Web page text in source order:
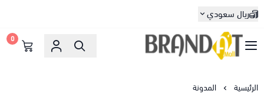
ريال سعودي
براندات مول
0
الرئيسية المدونة